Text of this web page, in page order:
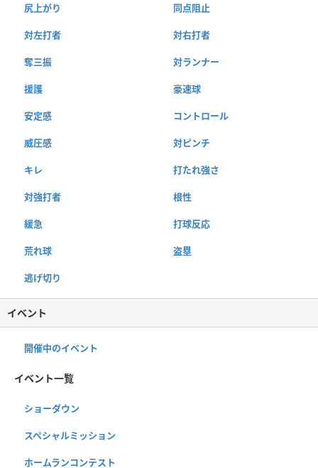
尻上がり 同点阻止
対左打者 対右打者
奪三振 対ランナー
援護 豪速球
安定感 コントロール
威圧感 対ピンチ
キレ 打たれ強さ
対強打者 根性
緩急 打球反応
荒れ球 盗塁
逃げ切り
イベント
開催中のイベント
イベント一覧
ショーダウン
スペシャルミッション
ホームランコンテスト